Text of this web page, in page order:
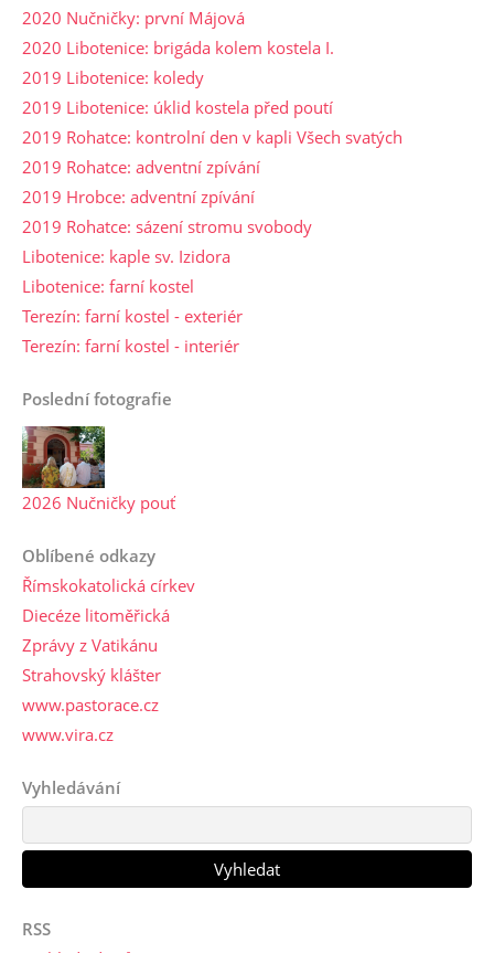
2020 Nučničky: první Májová
2020 Libotenice: brigáda kolem kostela I.
2019 Libotenice: koledy
2019 Libotenice: úklid kostela před poutí
2019 Rohatce: kontrolní den v kapli Všech svatých
2019 Rohatce: adventní zpívání
2019 Hrobce: adventní zpívání
2019 Rohatce: sázení stromu svobody
Libotenice: kaple sv. Izidora
Libotenice: farní kostel
Terezín: farní kostel - exteriér
Terezín: farní kostel - interiér
Poslední fotografie
2026 Nučničky pouť
Oblíbené odkazy
Římskokatolická církev
Diecéze litoměřická
Zprávy z Vatikánu
Strahovský klášter
www.pastorace.cz
www.vira.cz
Vyhledávání
RSS